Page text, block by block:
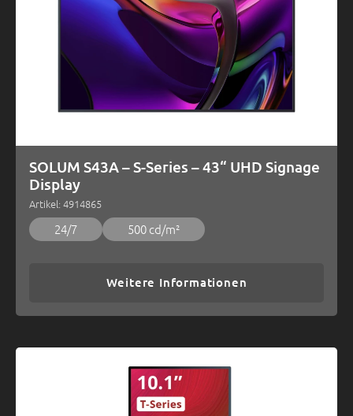
SOLUM S43A – S-Series – 43“ UHD Signage
Display
Artikel: 4914865
24/7 500 cd/m²
Weitere Informationen